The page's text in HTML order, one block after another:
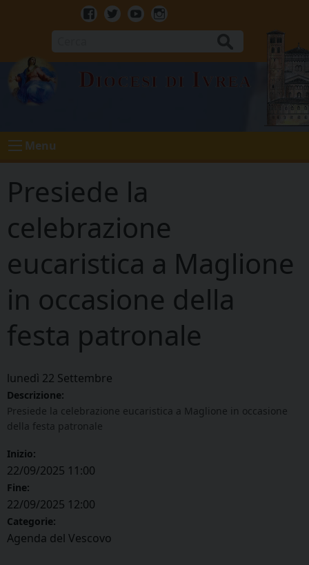
Facebook
TwitterYoutubeInstagram
Diocesi di Ivrea
Menu
Presiede la
celebrazione
eucaristica a Maglione
in occasione della
festa patronale
lunedì 22 Settembre
Descrizione:
Presiede la celebrazione eucaristica a Maglione in occasione
della festa patronale
Inizio:
22/09/2025 11:00
Fine:
22/09/2025 12:00
Categorie:
Agenda del Vescovo